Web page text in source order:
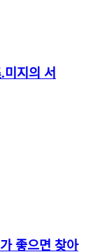
지의 서
좋으면 찾아